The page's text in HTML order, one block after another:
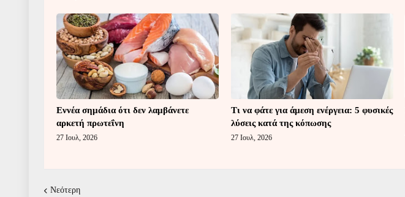
Εννέα σημάδια ότι δεν λαμβάνετε
αρκετή πρωτεΐνη
27 Ιουλ, 2026
Τι να φάτε για άμεση ενέργεια: 5 φυσικές
λύσεις κατά της κόπωσης
27 Ιουλ, 2026
Νεότερη